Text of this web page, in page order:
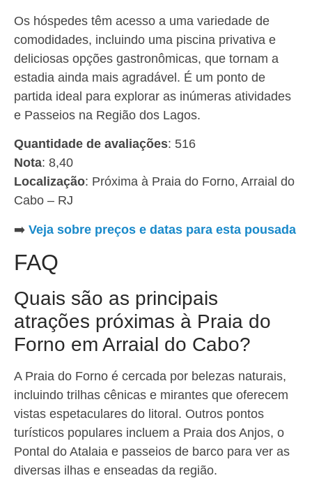
Os hóspedes têm acesso a uma variedade de
comodidades, incluindo uma piscina privativa e
deliciosas opções gastronômicas, que tornam a
estadia ainda mais agradável. É um ponto de
partida ideal para explorar as inúmeras atividades
e Passeios na Região dos Lagos.
Quantidade de avaliações: 516
Nota: 8,40
Localização: Próxima à Praia do Forno, Arraial do
Cabo – RJ
➡️ Veja sobre preços e datas para esta pousada
FAQ
Quais são as principais
atrações próximas à Praia do
Forno em Arraial do Cabo?
A Praia do Forno é cercada por belezas naturais,
incluindo trilhas cênicas e mirantes que oferecem
vistas espetaculares do litoral. Outros pontos
turísticos populares incluem a Praia dos Anjos, o
Pontal do Atalaia e passeios de barco para ver as
diversas ilhas e enseadas da região.